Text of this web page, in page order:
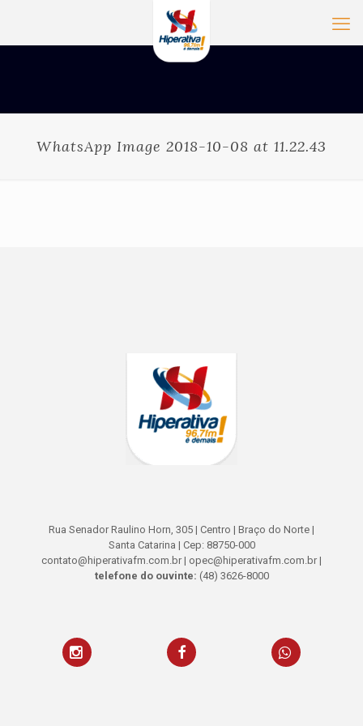
WhatsApp Image 2018-10-08 at 11.22.43
Rua Senador Raulino Horn, 305 | Centro | Braço do Norte |
Santa Catarina | Cep: 88750-000
contato@hiperativafm.com.br | opec@hiperativafm.com.br |
telefone do ouvinte: (48) 3626-8000